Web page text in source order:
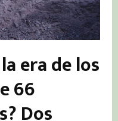
era de los
66
Dos